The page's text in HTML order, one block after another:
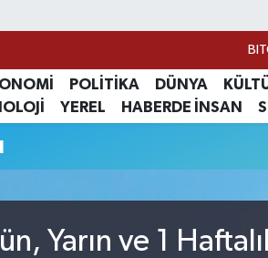
POLİTİKA DÜNYA
YEREL HABERDE İNSAN
Yarın ve 1